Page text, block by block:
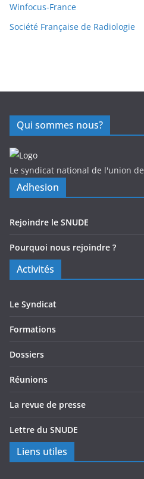
Winfocus-France
Société Française de Radiologie
Qui sommes nous?
Le syndicat national de l'union
Adhesion
Rejoindre le SNUDE
Pourquoi nous rejoindre ?
Activités
Le Syndicat
Formations
Dossiers
Réunions
La revue de presse
Lettre du SNUDE
Liens utiles